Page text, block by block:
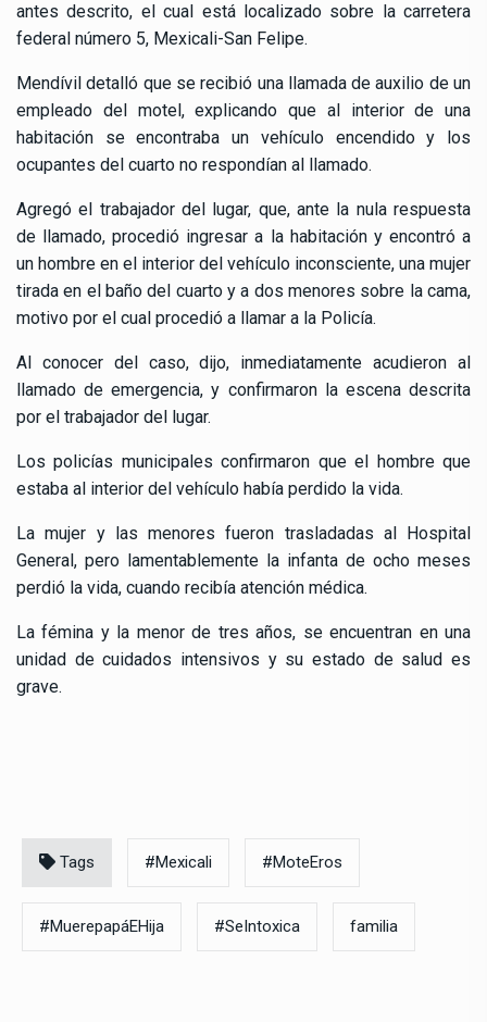
antes descrito, el cual está localizado sobre la carretera
federal número 5, Mexicali-San Felipe.
Mendívil detalló que se recibió una llamada de auxilio de un
empleado del motel, explicando que al interior de una
habitación se encontraba un vehículo encendido y los
ocupantes del cuarto no respondían al llamado.
Agregó el trabajador del lugar, que, ante la nula respuesta
de llamado, procedió ingresar a la habitación y encontró a
un hombre en el interior del vehículo inconsciente, una mujer
tirada en el baño del cuarto y a dos menores sobre la cama,
motivo por el cual procedió a llamar a la Policía.
Al conocer del caso, dijo, inmediatamente acudieron al
llamado de emergencia, y confirmaron la escena descrita
por el trabajador del lugar.
Los policías municipales confirmaron que el hombre que
estaba al interior del vehículo había perdido la vida.
La mujer y las menores fueron trasladadas al Hospital
General, pero lamentablemente la infanta de ocho meses
perdió la vida, cuando recibía atención médica.
La fémina y la menor de tres años, se encuentran en una
unidad de cuidados intensivos y su estado de salud es
grave.
Tags #Mexicali #MoteEros
#MuerepapáEHija #SeIntoxica familia